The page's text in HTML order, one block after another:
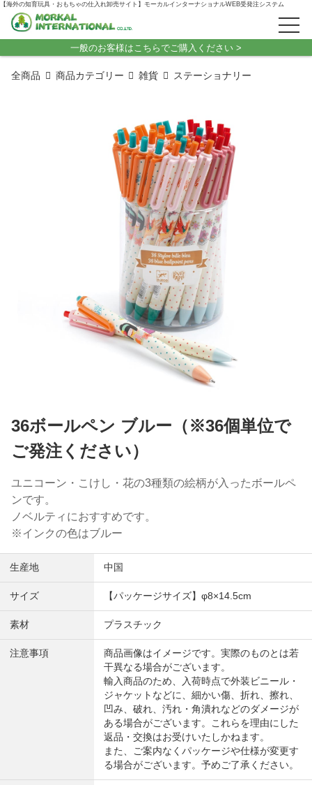
【海外の知育玩具・おもちゃの仕入れ卸売サイト】モーカルインターナショナルWEB受発注システム
一般のお客様はこちらでご購入ください >
全商品 商品カテゴリー 雑貨 ステーショナリー
36ボールペン ブルー（※36個単位で
ご発注ください）
ユニコーン・こけし・花の3種類の絵柄が入ったボールペ
ンです。
ノベルティにおすすめです。
※インクの色はブルー
生産地 中国
サイズ 【パッケージサイズ】φ8×14.5cm
素材 プラスチック
注意事項
商品画像はイメージです。実際のものとは若
干異なる場合がございます。
輸入商品のため、入荷時点で外装ビニール・
ジャケットなどに、細かい傷、折れ、擦れ、
凹み、破れ、汚れ・角潰れなどのダメージが
ある場合がございます。これらを理由にした
返品・交換はお受けいたしかねます。
また、ご案内なくパッケージや仕様が変更す
る場合がございます。予めご了承ください。